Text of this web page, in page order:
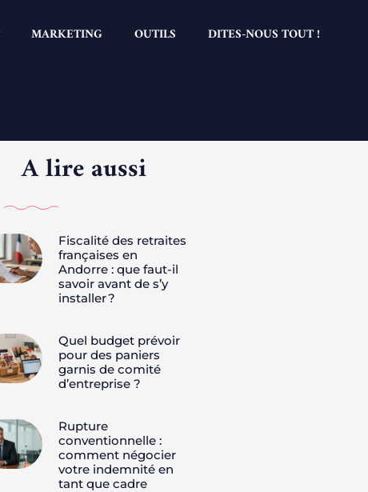
MARKETING OUTILS DITES-NOUS TOUT !
A lire aussi
Fiscalité des retraites
françaises en
Andorre : que faut-il
savoir avant de s’y
installer ?
Quel budget prévoir
pour des paniers
garnis de comité
d’entreprise ?
Rupture
conventionnelle :
comment négocier
votre indemnité en
tant que cadre